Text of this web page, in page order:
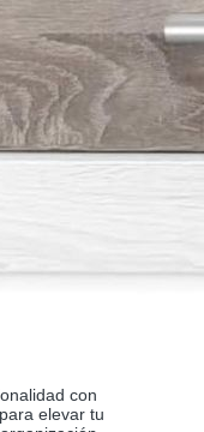
con
elevar tu